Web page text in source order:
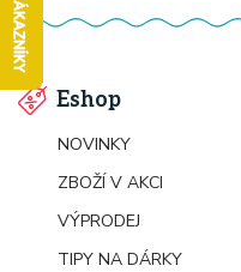
Eshop
NOVINKY
ZBOŽÍ V AKCI
VÝPRODEJ
TIPY NA DÁRKY